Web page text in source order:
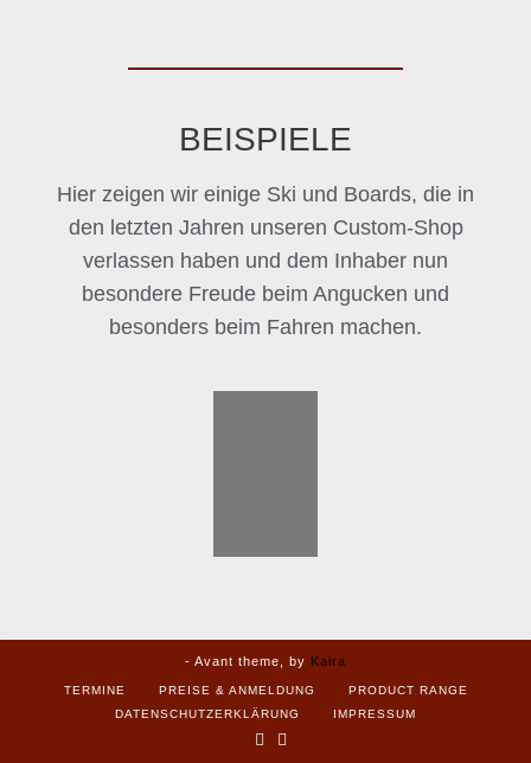
BEISPIELE
Hier zeigen wir einige Ski und Boards, die in
den letzten Jahren unseren Custom-Shop
verlassen haben und dem Inhaber nun
besondere Freude beim Angucken und
besonders beim Fahren machen.
- Avant theme, by Kaira
TERMINE PREISE & ANMELDUNG
PRODUCT RANGE
DATENSCHUTZERKLÄRUNG
IMPRESSUM